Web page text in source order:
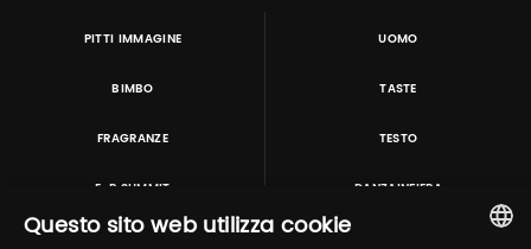
PITTI IMMAGINE UOMO
BIMBO TASTE
FRAGRANZE TESTO
E-P SUMMIT DANZAINFIERA
Questo sito web utilizza cookie